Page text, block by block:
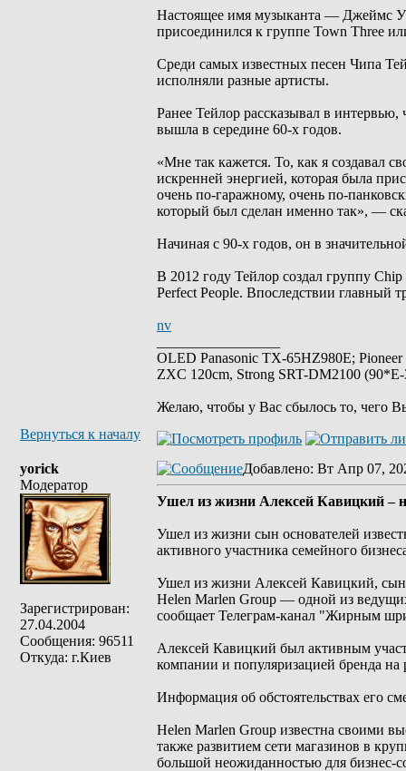
Настоящее имя музыканта — Джеймс
присоединился к группе Town Three
Среди самых известных песен Чипа
исполняли разные артисты.
Ранее Тейлор рассказывал в
вышла в середине 60-х годов.
«Мне так кажется. То, как я создавал
искренней энергией, которая была
очень по-гаражному, очень по-
который был сделан именно так», —
Начиная с 90-х годов, он в
В 2012 году Тейлор создал группу
Perfect People. Впоследствии главный
nv
OLED Panasonic TX-65HZ980E;
ZXC 120cm, Strong SRT-DM2100
Желаю, чтобы у Вас сбылось то, чего
Вернуться к началу
yorick
Модератор
Зарегистрирован:
27.04.2004
Сообщения: 96511
Откуда: г.Киев
Добавлено: Вт Апр 07,
Ушел из жизни Алексей Кавицкий –
Ушел из жизни сын основателей
активного участника семейного
Ушел из жизни Алексей Кавицкий,
Helen Marlen Group — одной из
сообщает Телеграм-канал "Жирным
Алексей Кавицкий был активным
компании и популяризацией бренда
Информация об обстоятельствах его
Helen Marlen Group известна своими
также развитием сети магазинов в
большой неожиданностью для бизнес-